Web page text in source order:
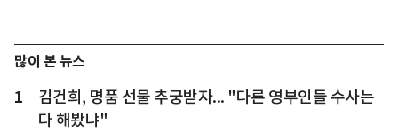
많이 본 뉴스
1
김건희, 명품 선물 추궁받자... "다른 영부인들 수사는
다 해봤냐"